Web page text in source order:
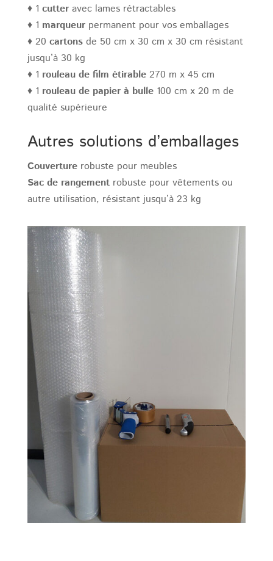
♦ 1 cutteravec lames rétractables
♦ 1 marqueurpermanent pour vos emballages
♦ 20 cartonsde 50 cm x 30 cm x 30 cm résistant
jusqu’à 30 kg
♦ 1 rouleau de film étirable270 m x 45 cm
♦ 1 rouleau de papier à bulle100 cm x 20 m de
qualité supérieure
Autres solutions d’emballages
Couverturerobuste pour meubles
Sac de rangementrobuste pour vêtements ou
autre utilisation, résistant jusqu’à 23 kg